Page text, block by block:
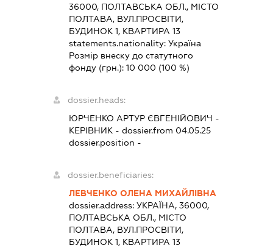
36000, ПОЛТАВСЬКА ОБЛ., МІСТО
ПОЛТАВА, ВУЛ.ПРОСВІТИ,
БУДИНОК 1, КВАРТИРА 13
statements.nationality: Україна
Розмір внеску до статутного
фонду (грн.): 10 000 (100 %)
dossier.heads:
ЮРЧЕНКО АРТУР ЄВГЕНІЙОВИЧ -
КЕРІВНИК - dossier.from 04.05.25
dossier.position -
dossier.beneficiaries:
ЛЕВЧЕНКО ОЛЕНА МИХАЙЛІВНА
dossier.address: УКРАЇНА, 36000,
ПОЛТАВСЬКА ОБЛ., МІСТО
ПОЛТАВА, ВУЛ.ПРОСВІТИ,
БУДИНОК 1, КВАРТИРА 13